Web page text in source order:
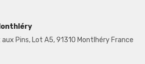
aux Pins, Lot A5, 91310 Montlhéry France